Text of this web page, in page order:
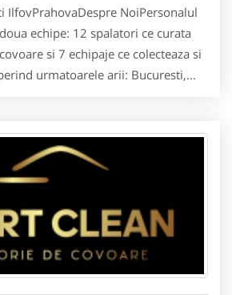
IlfovPrahovaDespre NoiPersonalul
echipe: 12 spalatori ce curata
si 7 echipaje ce colecteaza si
urmatoarele arii: Bucuresti,...